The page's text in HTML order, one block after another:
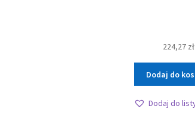
224,27 zł
Dodaj do
Dodaj do